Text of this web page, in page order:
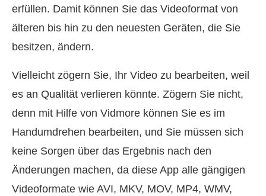
erfüllen. Damit können Sie das Videoformat von
älteren bis hin zu den neuesten Geräten, die Sie
besitzen, ändern.
Vielleicht zögern Sie, Ihr Video zu bearbeiten, weil
es an Qualität verlieren könnte. Zögern Sie nicht,
denn mit Hilfe von Vidmore können Sie es im
Handumdrehen bearbeiten, und Sie müssen sich
keine Sorgen über das Ergebnis nach den
Änderungen machen, da diese App alle gängigen
Videoformate wie AVI, MKV, MOV, MP4, WMV,